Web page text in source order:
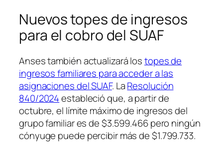
Nuevos topes de ingresos
para el cobro del SUAF
Anses también actualizará lostopes de
ingresos familiares para acceder a las
asignaciones del SUAF. LaResolución
840/2024estableció que, a partir de
octubre, el límite máximo de ingresos del
grupo familiar es de $3.599.466 pero ningún
cónyuge puede percibir más de $1.799.733.